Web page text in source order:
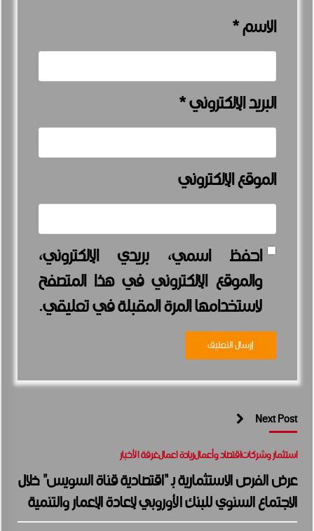
الاسم*
البريد الإلكتروني*
الموقع الإلكتروني
احفظ اسمي، بريدي الإلكتروني،
والموقع الإلكتروني في هذا المتصفح
لاستخدامها المرة المقبلة في تعليقي.
Next Post
استثمار وشركاتاقتصاد وأعمالريادة اعمالغرفة الأخبار
عرض الفرص الاستثمارية بـ “اقتصادية قناة السويس” خلال
الاجتماع السنوي للبنك الأوروبي لإعادة الإعمار والتنمية